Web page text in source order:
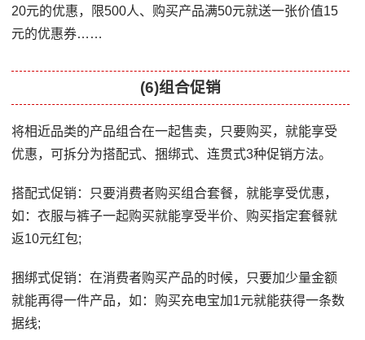
20元的优惠，限500人、购买产品满50元就送一张价值15
元的优惠券……
(6)组合促销
将相近品类的产品组合在一起售卖，只要购买，就能享受
优惠，可拆分为搭配式、捆绑式、连贯式3种促销方法。
搭配式促销：只要消费者购买组合套餐，就能享受优惠，
如：衣服与裤子一起购买就能享受半价、购买指定套餐就
返10元红包;
捆绑式促销：在消费者购买产品的时候，只要加少量金额
就能再得一件产品，如：购买充电宝加1元就能获得一条数
据线;